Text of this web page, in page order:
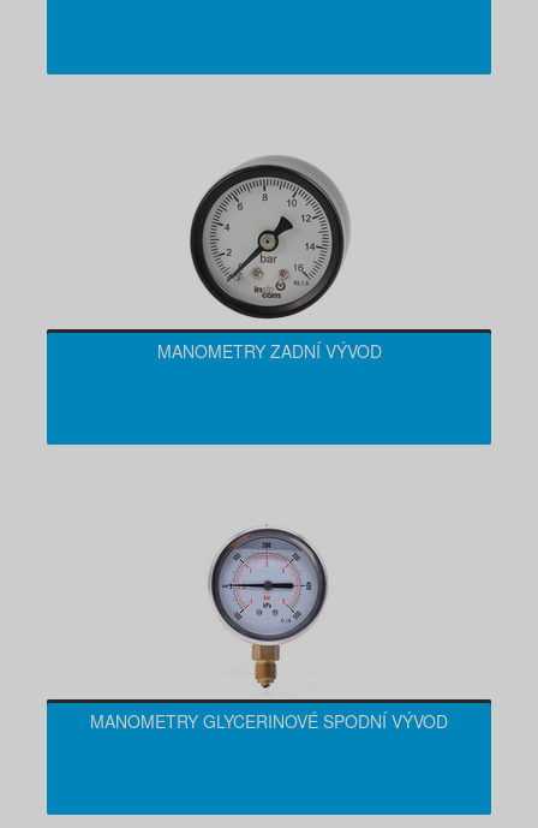
MANOMETRY ZADNÍ VÝVOD
MANOMETRY GLYCERINOVÉ SPODNÍ VÝVOD